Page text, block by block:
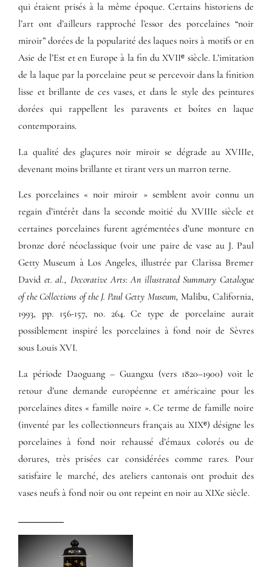
qui étaient prisés à la même époque. Certains historiens de
l’art ont d’ailleurs rapproché l’essor des porcelaines “noir
miroir” dorées de la popularité des laques noirs à motifs or en
Asie de l’Est et en Europe à la fin du XVIIᵉ siècle. L’imitation
de la laque par la porcelaine peut se percevoir dans la finition
lisse et brillante de ces vases, et dans le style des peintures
dorées qui rappellent les paravents et boîtes en laque
contemporains.
La qualité des glaçures noir miroir se dégrade au XVIIIe,
devenant moins brillante et tirant vers un marron terne.
Les porcelaines « noir miroir » semblent avoir connu un
regain d’intérêt dans la seconde moitié du XVIIIe siècle et
certaines porcelaines furent agrémentées d’une monture en
bronze doré néoclassique (voir une paire de vase au J. Paul
Getty Museum à Los Angeles, illustrée par Clarissa Bremer
David et. al., Decorative Arts: An illustrated Summary Catalogue
of the Collections of the J. Paul Getty Museum, Malibu, California,
1993, pp. 156-157, no. 264. Ce type de porcelaine aurait
possiblement inspiré les porcelaines à fond noir de Sèvres
sous Louis XVI.
La période Daoguang – Guangxu (vers 1820–1900) voit le
retour d’une demande européenne et américaine pour les
porcelaines dites « famille noire ». Ce terme de famille noire
(inventé par les collectionneurs français au XIXᵉ) désigne les
porcelaines à fond noir rehaussé d’émaux colorés ou de
dorures, très prisées car considérées comme rares. Pour
satisfaire le marché, des ateliers cantonais ont produit des
vases neufs à fond noir ou ont repeint en noir au XIXe siècle.